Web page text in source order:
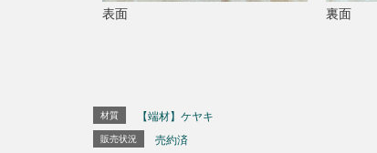
表面 裏面
材質 【端材】ケヤキ
販売状況 売約済